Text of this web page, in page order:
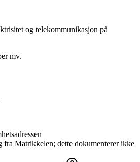
og telekommunikasjon på
mv.
fra Matrikkelen; dette dokumenterer ikke